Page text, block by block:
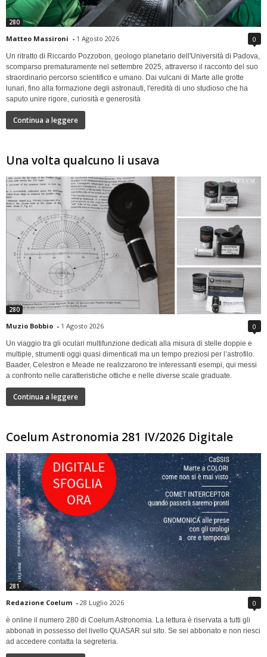
280
Matteo Massironi - 1 Agosto 2026 0
Un ritratto di Riccardo Pozzobon, geologo planetario dell'Università di Padova,
scomparso prematuramente nel settembre 2025, attraverso il racconto del suo
straordinario percorso scientifico e umano. Dai vulcani di Marte alle grotte
lunari, fino alla formazione degli astronauti, l'eredità di uno studioso che ha
saputo unire rigore, curiosità e generosità
Continua a leggere
Una volta qualcuno li usava
280
Muzio Bobbio - 1 Agosto 2026 0
Un viaggio tra gli oculari multifunzione dedicati alla misura di stelle doppie e
multiple, strumenti oggi quasi dimenticati ma un tempo preziosi per l’astrofilo.
Baader, Celestron e Meade ne realizzarono tre interessanti esempi, qui messi
a confronto nelle caratteristiche ottiche e nelle diverse scale graduate.
Continua a leggere
Coelum Astronomia 281 IV/2026 Digitale
281
Redazione Coelum - 28 Luglio 2026 0
è online il numero 280 di Coelum Astronomia. La lettura è riservata a tutti gli
abbonati in possesso del livello QUASAR sul sito. Se sei abbonato e non riesci
ad accedere contatta la segreteria.